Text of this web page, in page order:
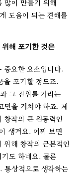
많이 만들기 위해
도움이 되는 견해를
위해 포기한 것은
중요한 요소입니다.
을 포기할 정도죠.
그 진위를 가리는
민을 거쳐야하죠.제
창작의 큰 원동력인
생겨요. 어찌 보면
위해 창작의 근본적인
기도 하네요. 물론
.통상적으로 생각하는